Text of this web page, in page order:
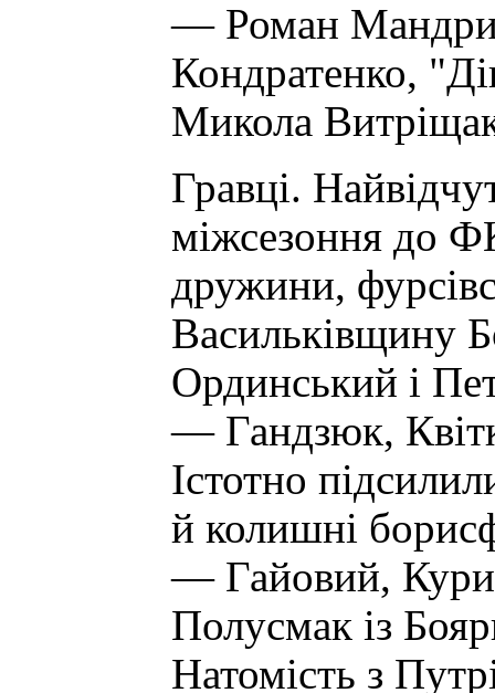
— Роман
Кондратенко,
Микола
Гравці.
міжсезоння до
дружини,
Васильківщину
Ординський і
— Гандзюк,
Істотно
й колишні
— Гайовий,
Полусмак із
Натомість з